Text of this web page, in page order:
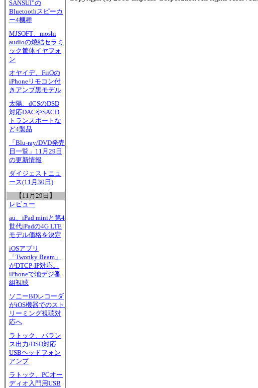
SANSUI”の
Bluetoothスピーカ
ー4機種
MJSOFT、moshi
audioの焼結セラミ
ック筐体イヤフォ
ン
オヤイデ、FiiOの
iPhoneリモコン付
きアンプ黒モデル
太陽、dCSのDSD
対応DACやSACD
トランスポートな
ど4製品
「Blu-ray/DVD発売
日一覧」11月29日
の更新情報
ダイジェストニュ
ース(11月30日)
【11月29日】
レビュー
au、iPad miniと第4
世代iPadの4G LTE
モデル価格を決定
iOSアプリ
「Twonky Beam」
がDTCP-IP対応。
iPhoneで地デジ番
組視聴
ソニーBDレコーダ
がiOS機器でのスト
リーミング視聴対
応へ
ラトック、バラン
ス出力/DSD対応
USBヘッドフォン
アンプ
ラトック、PCオー
ディオ入門用USB